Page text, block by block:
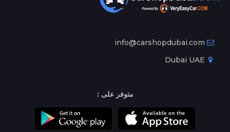
info@carshopdubai.com
متوفر على :